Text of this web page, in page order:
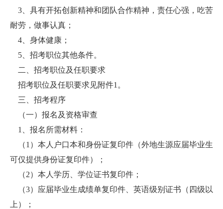
3、具有开拓创新精神和团队合作精神，责任心强，吃苦
耐劳，做事认真；
4、身体健康；
5、招考职位其他条件。
二、招考职位及任职要求
招考职位及任职要求见附件1。
三、招考程序
（一）报名及资格审查
1、报名所需材料：
（1）本人户口本和身份证复印件（外地生源应届毕业生
可仅提供身份证复印件）；
（2）本人学历、学位证书复印件；
（3）应届毕业生成绩单复印件、英语级别证书（四级以
上）；